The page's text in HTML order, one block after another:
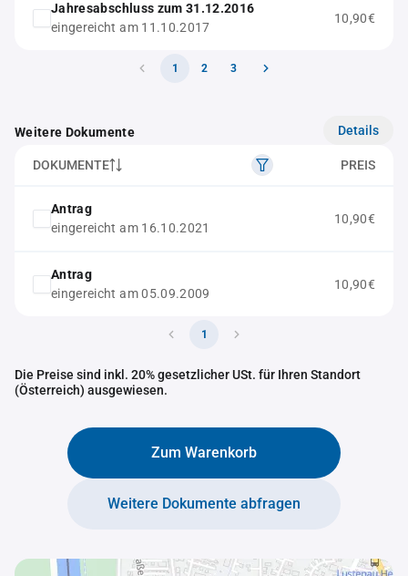
Jahresabschluss zum 31.12.2016
eingereicht am 11.10.2017
10,90€
1 2 3
Weitere Dokumente Details
DOKUMENTE PREIS
Antrag
eingereicht am 16.10.2021
10,90€
Antrag
eingereicht am 05.09.2009
10,90€
1
Die Preise sind inkl. 20% gesetzlicher USt. für Ihren Standort
(Österreich) ausgewiesen.
Zum Warenkorb
Weitere Dokumente abfragen